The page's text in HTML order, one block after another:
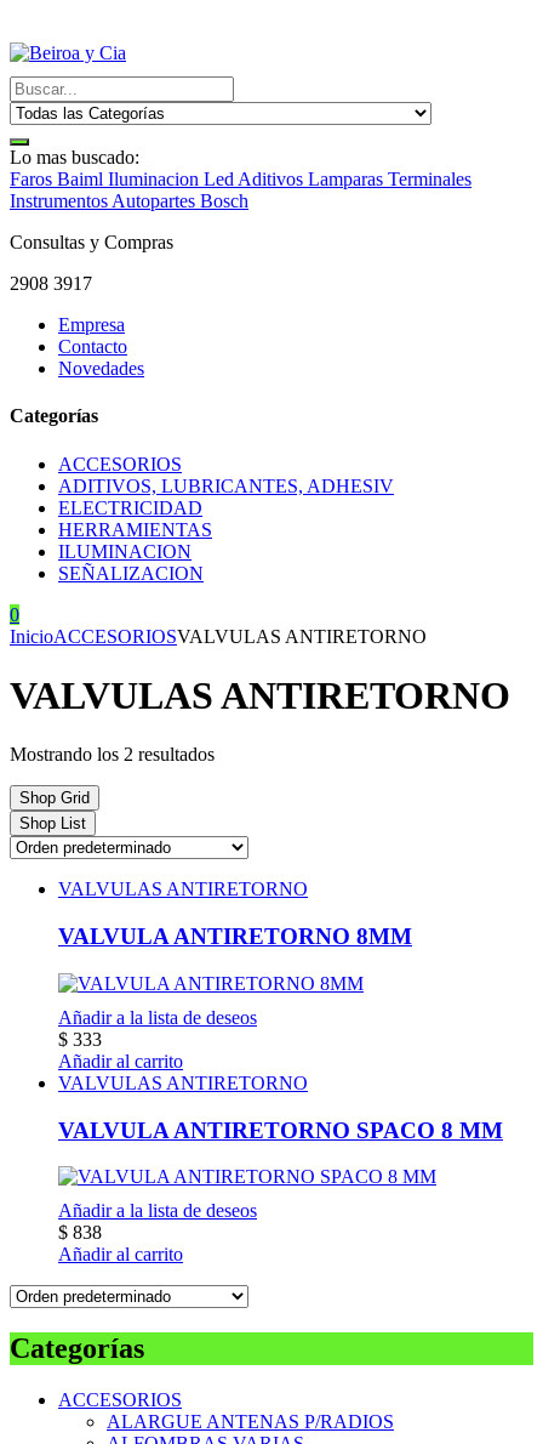
Lo mas buscado:
Faros Baiml Iluminacion Led Aditivos Lamparas Terminales
Instrumentos Autopartes Bosch
Consultas y Compras
2908 3917
Empresa
Contacto
Novedades
Categorías
ACCESORIOS
ADITIVOS, LUBRICANTES, ADHESIV
ELECTRICIDAD
HERRAMIENTAS
ILUMINACION
SEÑALIZACION
0
InicioACCESORIOSVALVULAS ANTIRETORNO
VALVULAS ANTIRETORNO
Mostrando los 2 resultados
Shop Grid
Shop List
VALVULAS ANTIRETORNO
VALVULA ANTIRETORNO 8MM
Añadir a la lista de deseos
$ 333
Añadir al carrito
VALVULAS ANTIRETORNO
VALVULA ANTIRETORNO SPACO 8 MM
Añadir a la lista de deseos
$ 838
Añadir al carrito
Categorías
ACCESORIOS
ALARGUE ANTENAS P/RADIOS